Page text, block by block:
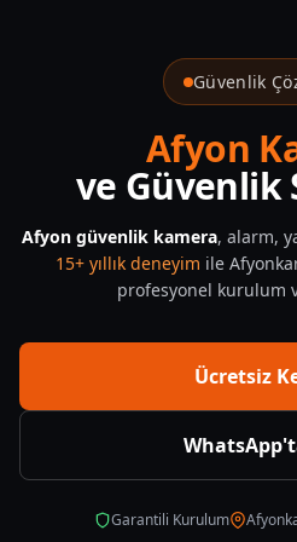
Güvenlik
Afyon
ve Güvenlik
Afyon güvenlik kamera, alarm,
15+ yıllık deneyim ile
profesyonel kurulum
Ücretsiz
Garantili Kurulum